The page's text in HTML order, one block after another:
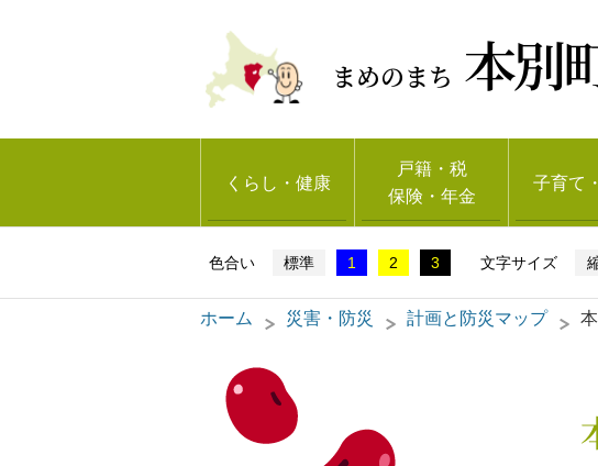
まめのまち 本別
くらし・健康
戸籍・税
保険・年金
子育て
標準 1 2 3
ホーム 災害・防災 計画と防災マップ